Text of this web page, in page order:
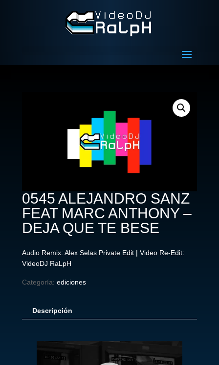
0545 ALEJANDRO SANZ
FEAT MARC ANTHONY –
DEJA QUE TE BESE
Audio Remix: Alex Selas Private Edit | Video Re-Edit:
VideoDJ RaLpH
Categoría: ediciones
Descripción
Reproductor